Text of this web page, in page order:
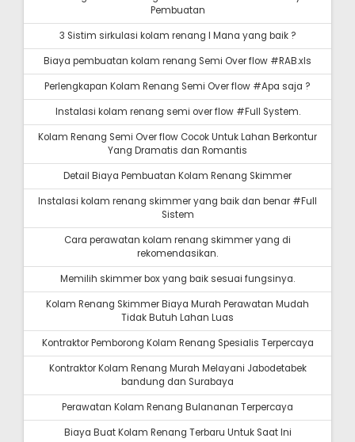
Pembuatan
3 Sistim sirkulasi kolam renang I Mana yang baik ?
Biaya pembuatan kolam renang Semi Over flow #RAB.xls
Perlengkapan Kolam Renang Semi Over flow #Apa saja ?
Instalasi kolam renang semi over flow #Full System.
Kolam Renang Semi Over flow Cocok Untuk Lahan Berkontur
Yang Dramatis dan Romantis
Detail Biaya Pembuatan Kolam Renang Skimmer
Instalasi kolam renang skimmer yang baik dan benar #Full
Sistem
Cara perawatan kolam renang skimmer yang di
rekomendasikan.
Memilih skimmer box yang baik sesuai fungsinya.
Kolam Renang Skimmer Biaya Murah Perawatan Mudah
Tidak Butuh Lahan Luas
Kontraktor Pemborong Kolam Renang Spesialis Terpercaya
Kontraktor Kolam Renang Murah Melayani Jabodetabek
bandung dan Surabaya
Perawatan Kolam Renang Bulananan Terpercaya
Biaya Buat Kolam Renang Terbaru Untuk Saat Ini